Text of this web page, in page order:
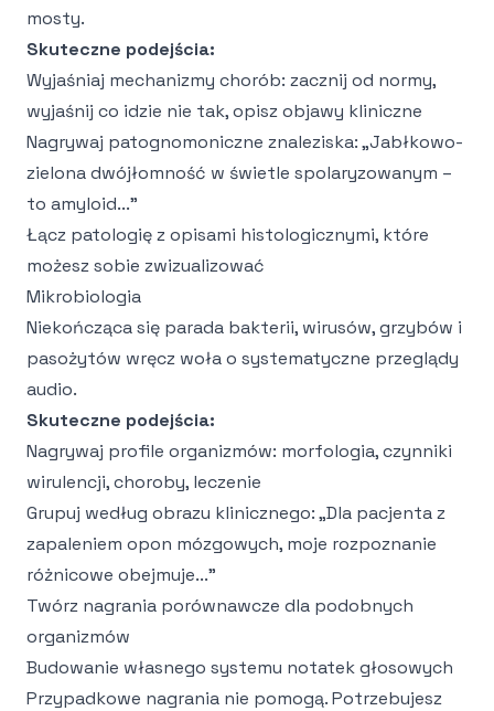
mosty.
Skuteczne podejścia:
Wyjaśniaj mechanizmy chorób: zacznij od normy,
wyjaśnij co idzie nie tak, opisz objawy kliniczne
Nagrywaj patognomoniczne znaleziska: „Jabłkowo-
zielona dwójłomność w świetle spolaryzowanym –
to amyloid..."
Łącz patologię z opisami histologicznymi, które
możesz sobie zwizualizować
Mikrobiologia
Niekończąca się parada bakterii, wirusów, grzybów i
pasożytów wręcz woła o systematyczne przeglądy
audio.
Skuteczne podejścia:
Nagrywaj profile organizmów: morfologia, czynniki
wirulencji, choroby, leczenie
Grupuj według obrazu klinicznego: „Dla pacjenta z
zapaleniem opon mózgowych, moje rozpoznanie
różnicowe obejmuje..."
Twórz nagrania porównawcze dla podobnych
organizmów
Budowanie własnego systemu notatek głosowych
Przypadkowe nagrania nie pomogą. Potrzebujesz